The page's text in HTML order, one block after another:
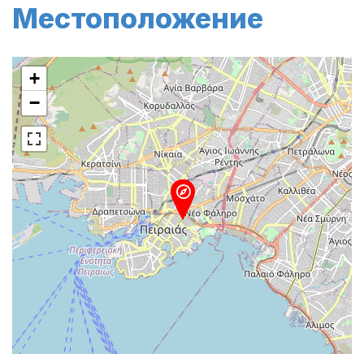
Местоположение
+
−